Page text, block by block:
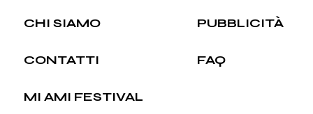
CHI SIAMO PUBBLICITÀ
CONTATTI FAQ
MI AMI FESTIVAL